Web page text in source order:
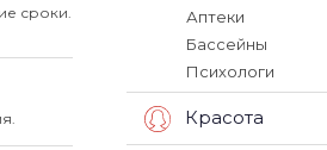
сроки.
Аптеки
Бассейны
Психологи
Красота